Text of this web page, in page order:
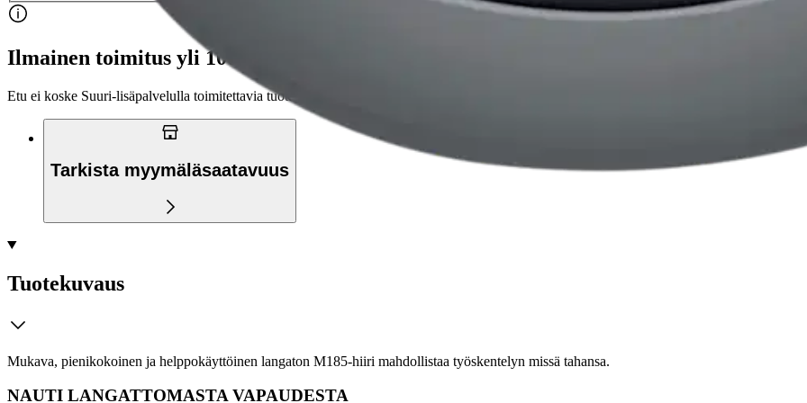
Ilmainen toimitus yli 100 €:n tilauksille Postin pakettiautomaattiin tai
Etu ei koske Suuri‑lisäpalvelulla toimitettavia tuotteita.
Tarkista myymäläsaatavuus
Tuotekuvaus
Mukava, pienikokoinen ja helppokäyttöinen langaton M185-hiiri mahdollistaa työskentelyn missä tahansa.
NAUTI LANGATTOMASTA VAPAUDESTA